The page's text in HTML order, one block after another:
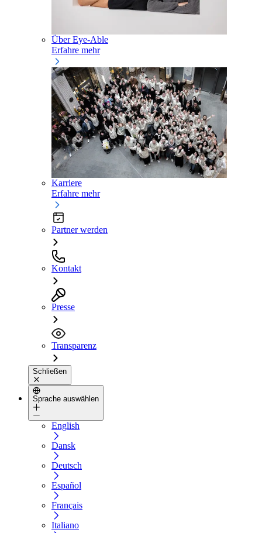
Über Eye-Able
Erfahre mehr
Karriere
Erfahre mehr
Partner werden
Kontakt
Presse
Transparenz
Schließen
Sprache auswählen
English
Dansk
Deutsch
Español
Français
Italiano